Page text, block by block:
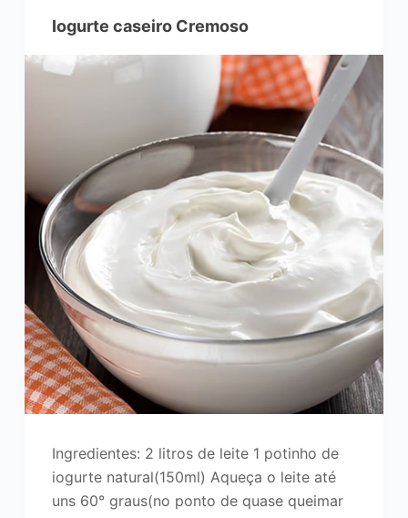
Iogurte caseiro Cremoso
Ingredientes: 2 litros de leite 1 potinho de
iogurte natural(150ml) Aqueça o leite até
uns 60° graus(no ponto de quase queimar